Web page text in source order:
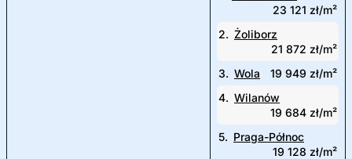
23 121 zł/m²
2. Żoliborz
21 872 zł/m²
3. Wola
19 949 zł/m²
4. Wilanów
19 684 zł/m²
5. Praga-Północ
19 128 zł/m²